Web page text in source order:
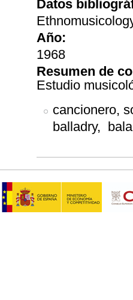
Datos
Año:
1968
Resumen de
Estudio
cancionero,
balladry,